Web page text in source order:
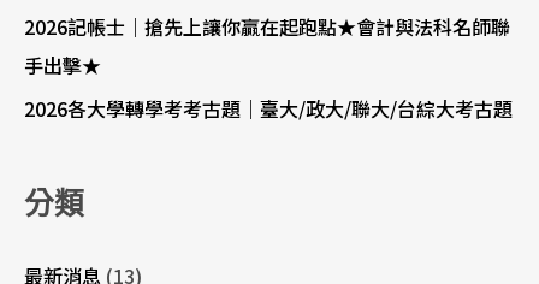
2026記帳士｜搶先上讓你贏在起跑點★會計與法科名師聯
手出擊★
2026各大學轉學考考古題｜臺大/政大/聯大/台綜大考古題
分類
最新消息 (13)